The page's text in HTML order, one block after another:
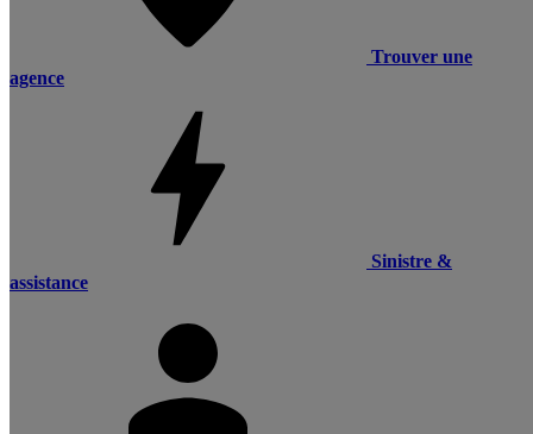
Trouver une
agence
Sinistre &
assistance